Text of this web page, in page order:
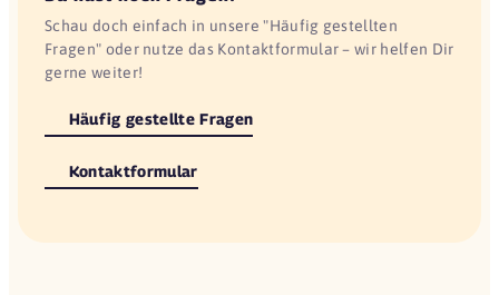
Schau doch einfach in unsere "Häufig gestellten
Fragen" oder nutze das Kontaktformular – wir helfen Dir
gerne weiter!
Häufig gestellte Fragen
Kontaktformular